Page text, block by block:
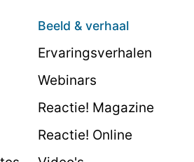
Beeld & verhaal
Ervaringsverhalen
Webinars
Reactie! Magazine
Reactie! Online